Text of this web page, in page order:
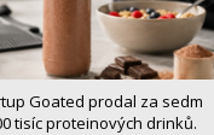
Goated prodal za sedm
tisíc proteinových drinků.